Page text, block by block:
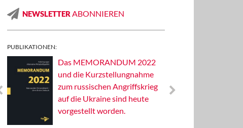
NEWSLETTER ABONNIEREN
PUBLIKATIONEN:
Das MEMORANDUM 2022
und die Kurzstellungnahme
zum russischen Angriffskrieg
auf die Ukraine sind heute
vorgestellt worden.